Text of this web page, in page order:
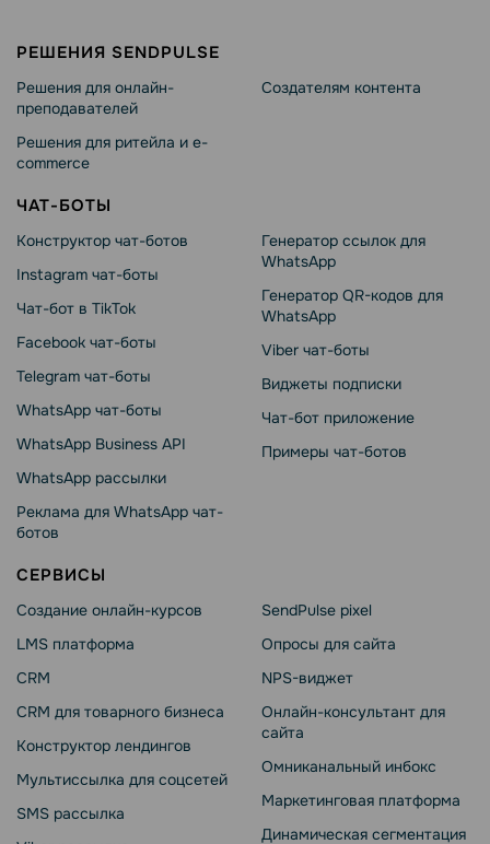
РЕШЕНИЯ SENDPULSE
Решения для онлайн-
преподавателей
Решения для ритейла и e-
commerce
Создателям контента
ЧАТ-БОТЫ
Конструктор чат-ботов
Instagram чат-боты
Чат-бот в TikTok
Facebook чат-боты
Telegram чат-боты
WhatsApp чат-боты
WhatsApp Business API
WhatsApp рассылки
Реклама для WhatsApp чат-
ботов
Генератор ссылок для
WhatsApp
Генератор QR-кодов для
WhatsApp
Viber чат-боты
Виджеты подписки
Чат-бот приложение
Примеры чат-ботов
СЕРВИСЫ
Создание онлайн-курсов
LMS платформа
CRM
CRM для товарного бизнеса
Конструктор лендингов
Мультиссылка для соцсетей
SMS рассылка
SendPulse pixel
Опросы для сайта
NPS-виджет
Онлайн-консультант для
сайта
Омниканальный инбокс
Маркетинговая платформа
Динамическая сегментация